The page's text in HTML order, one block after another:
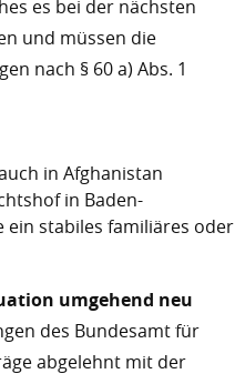
es bei der nächsten
und müssen die
nach § 60 a) Abs. 1
in Afghanistan
in Baden-
ein stabiles familiäres oder
umgehend neu
des Bundesamt für
abgelehnt mit der